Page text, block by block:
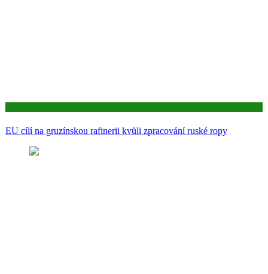
EU cílí na gruzínskou rafinerii kvůli zpracování ruské ropy